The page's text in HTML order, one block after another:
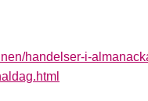
handelser-i-